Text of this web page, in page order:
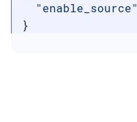
  "enable_source"
}